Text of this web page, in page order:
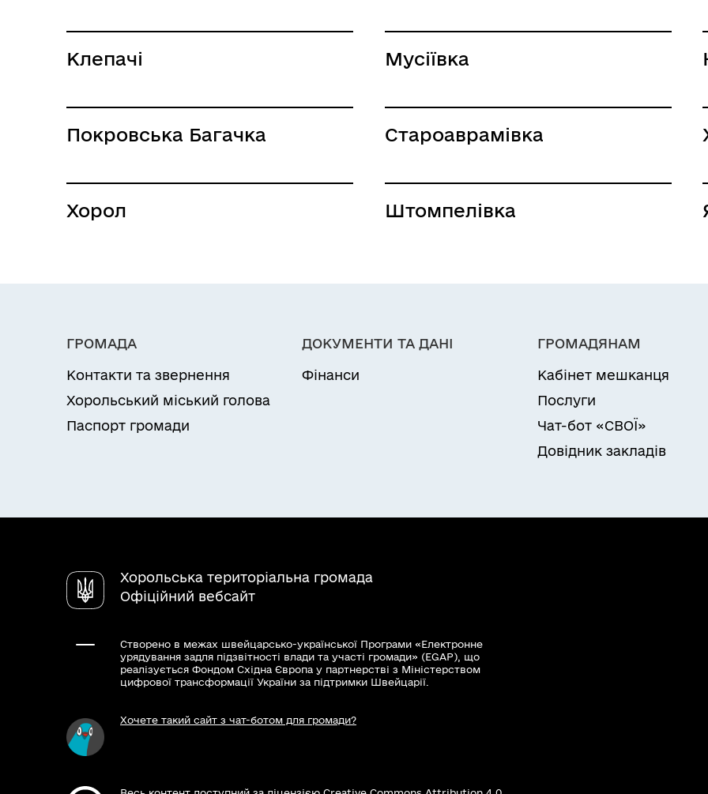
Клепачі Мусіївка
Покровська Багачка Староаврамівка
Хорол Штомпелівка
ГРОМАДА
Контакти та звернення
Хорольський міський голова
Паспорт громади
ДОКУМЕНТИ ТА ДАНІ
Фінанси
ГРОМАДЯНАМ
Кабінет мешканця
Послуги
Чат-бот «СВОЇ»
Довідник закладів
Хорольська територіальна громада
Офіційний вебсайт
Створено в межах швейцарсько-української Програми «Електронне
урядування задля підзвітності влади та участі громади» (EGAP), що
реалізується Фондом Східна Європа у партнерстві з Міністерством
цифрової трансформації України за підтримки Швейцарії.
Хочете такий сайт з чат-ботом для громади?